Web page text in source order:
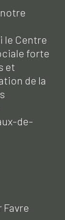
le Centre
forte
et
de la
de-
Favre